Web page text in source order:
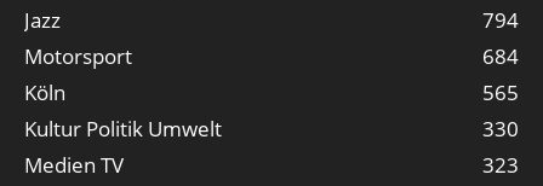
Jazz
794
Motorsport
684
Köln
565
Kultur Politik Umwelt
330
Medien TV
323